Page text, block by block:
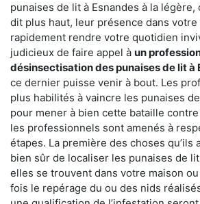
punaises de lit à Esnandes à la légère,
dit plus haut, leur présence dans
rapidement rendre votre quotidien
judicieux de faire appel à un
désinsectisation des punaises de lit à
ce dernier puisse venir à bout. Les
plus habilités à vaincre les punaises
pour mener à bien cette bataille
les professionnels sont amenés à
étapes. La première des choses qu’ils
bien sûr de localiser les punaises de
elles se trouvent dans votre maison
fois le repérage du ou des nids